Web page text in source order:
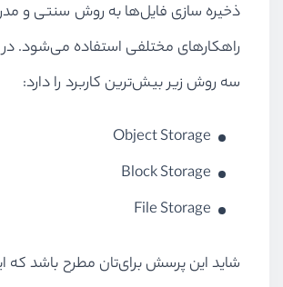
ذخیره ‌سازی فایل‌ها به روش سنتی و
راهکارهای مختلفی استفاده می‌شود.
سه روش زیر بیش‌ترین کاربرد را دارد:
Object Storage
Block Storage
File Storage
شاید این پرسش برای‌تان مطرح باشد که